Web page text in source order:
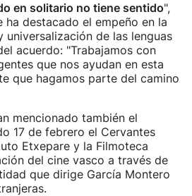
en solitario no tiene sentido",
ha destacado el empeño en la
universalización de las lenguas
acuerdo: "Trabajamos con
que nos ayudan en esta
que hagamos parte del camino
mencionado también el
17 de febrero el Cervantes
Etxepare y la Filmoteca
del cine vasco a través de
que dirige García Montero